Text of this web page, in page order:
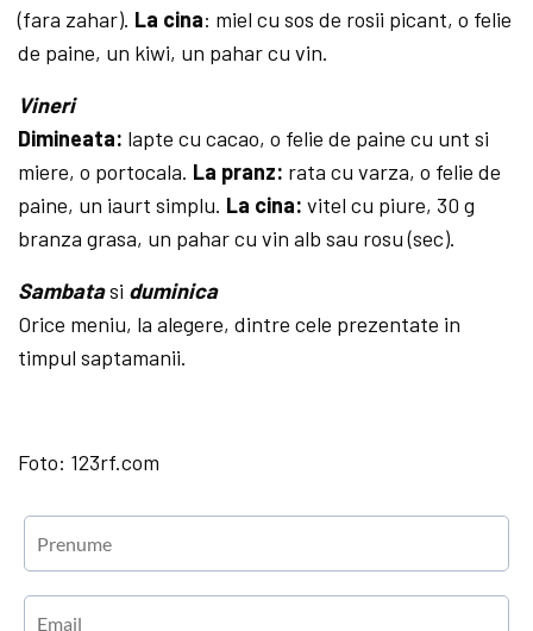
(fara zahar). La cina: miel cu sos de rosii picant, o felie
de paine, un kiwi, un pahar cu vin.
Vineri
Dimineata: lapte cu cacao, o felie de paine cu unt si
miere, o portocala. La pranz: rata cu varza, o felie de
paine, un iaurt simplu. La cina: vitel cu piure, 30 g
branza grasa, un pahar cu vin alb sau rosu (sec).
Sambatasi duminica
Orice meniu, la alegere, dintre cele prezentate in
timpul saptamanii.
Foto: 123rf.com